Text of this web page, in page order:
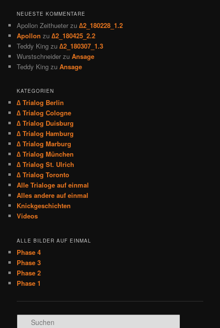
NEUESTE KOMMENTARE
Apollon Zeithueter zu∆2_180228_1.2
Apollon zu∆2_180425_2.2
Teddy King zu∆2_180307_1.3
Wurstschneider zuAnsage
Teddy King zuAnsage
KATEGORIEN
∆ Trialog Berlin
∆ Trialog Cologne
∆ Trialog Duisburg
∆ Trialog Hamburg
∆ Trialog Marburg
∆ Trialog München
∆ Trialog St. Ulrich
∆ Trialog Toronto
Alle Trialoge auf einmal
Alles andere auf einmal
Knickgeschichten
Videos
ALLE BILDER AUF EINMAL
Phase 4
Phase 3
Phase 2
Phase 1